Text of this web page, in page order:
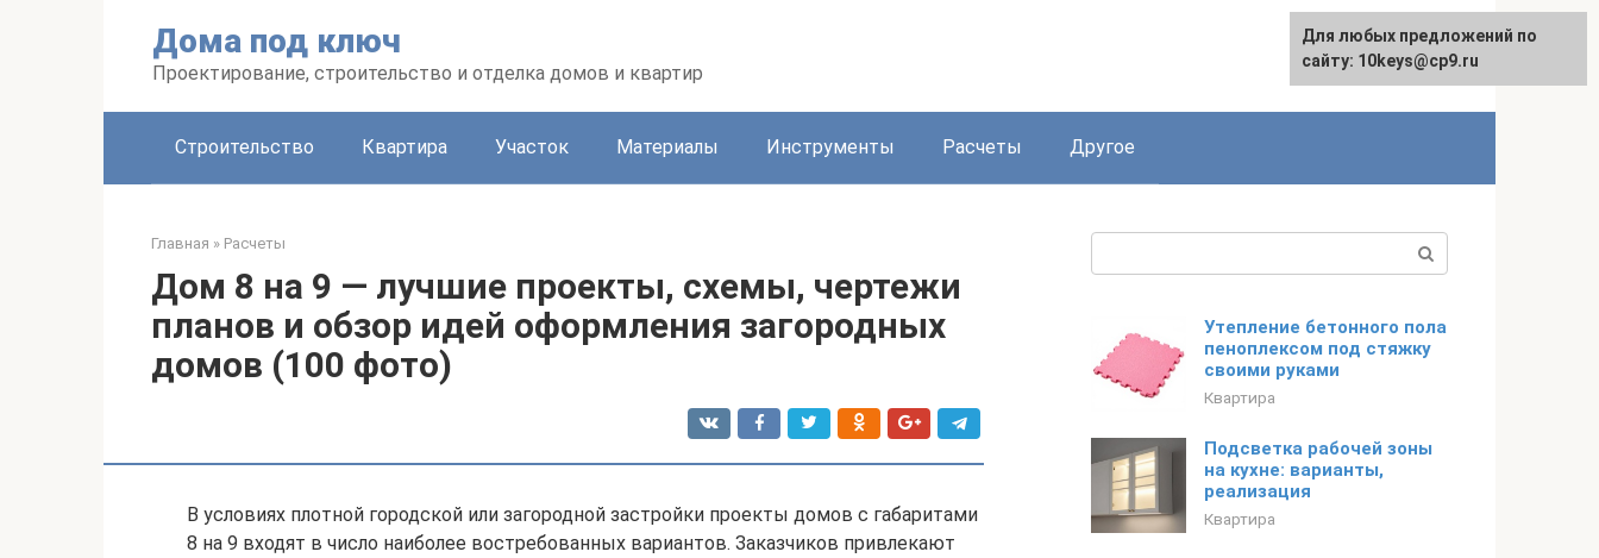
Дома под ключ
Проектирование, строительство и отделка домов и квартир
English
Строительство Квартира Участок Материалы Инструменты Расчеты Другое
Главная » Расчеты
Дом 8 на 9 — лучшие проекты, схемы, чертежи
планов и обзор идей оформления загородных
домов (100 фото)
В условиях плотной городской или загородной застройки проекты домов с габаритами
8 на 9 входят в число наиболее востребованных вариантов. Заказчиков привлекают
Утепление бетонного пола
пеноплексом под стяжку
своими руками
Квартира
Подсветка рабочей зоны
на кухне: варианты,
реализация
Квартира
Для любых предложений по
сайту: 10keys@cp9.ru